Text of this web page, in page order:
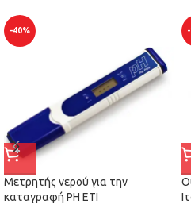
-40%
Μετρητής νερού για την
καταγραφή PH ETI